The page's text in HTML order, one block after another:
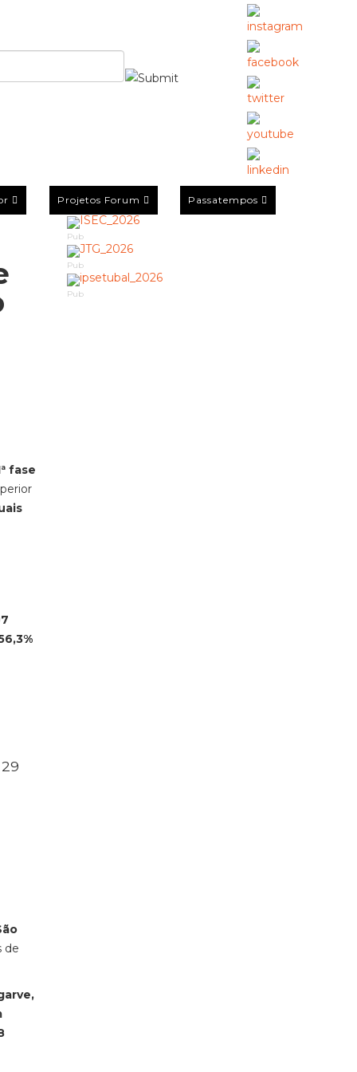
Projetos Forum Passatempos
fase
de
Pub
Pub
Pub